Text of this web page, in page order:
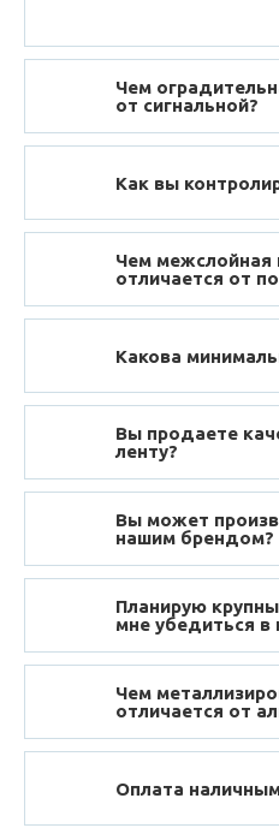
Чем
от сигнальной?
Как вы
Чем межслойная
отличается от
Какова
Вы продаете
ленту?
Вы может
нашим брендом?
Планирую
мне убедиться в
Чем
отличается от
Оплата